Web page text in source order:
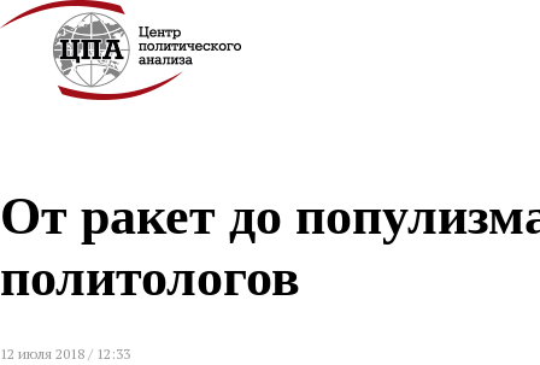
От ракет до
политологов
12 июля 2018 / 12:33